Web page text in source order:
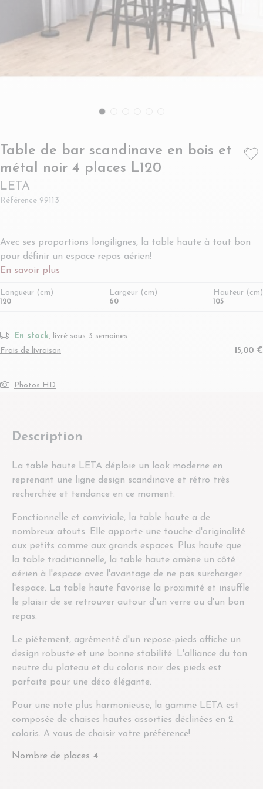
Table de bar scandinave en bois et
métal noir 4 places L120
LETA
Référence 99113
Avec ses proportions longilignes, la table haute à tout bon
pour définir un espace repas aérien!
En savoir plus
Longueur (cm)
120
Largeur (cm)
60
Hauteur (cm)
105
En stock, livré sous 3 semaines
Frais de livraison
15,00 €
Photos HD
Description
La table haute LETA déploie un look moderne en
reprenant une ligne design scandinave et rétro très
recherchée et tendance en ce moment.
Fonctionnelle et conviviale, la table haute a de
nombreux atouts. Elle apporte une touche d'originalité
aux petits comme aux grands espaces. Plus haute que
la table traditionnelle, la table haute amène un côté
aérien à l'espace avec l'avantage de ne pas surcharger
l'espace. La table haute favorise la proximité et insuffle
le plaisir de se retrouver autour d'un verre ou d'un bon
repas.
Le piétement, agrémenté d'un repose-pieds affiche un
design robuste et une bonne stabilité. L'alliance du ton
neutre du plateau et du coloris noir des pieds est
parfaite pour une déco élégante.
Pour une note plus harmonieuse, la gamme LETA est
composée de chaises hautes assorties déclinées en 2
coloris. A vous de choisir votre préférence!
Nombre de places 4